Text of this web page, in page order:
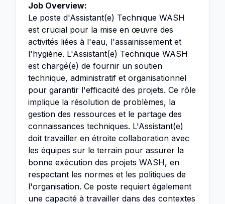
Job Overview:
Le poste d'Assistant(e) Technique WASH
est crucial pour la mise en œuvre des
activités liées à l'eau, l'assainissement et
l'hygiène. L'Assistant(e) Technique WASH
est chargé(e) de fournir un soutien
technique, administratif et organisationnel
pour garantir l'efficacité des projets. Ce rôle
implique la résolution de problèmes, la
gestion des ressources et le partage des
connaissances techniques. L'Assistant(e)
doit travailler en étroite collaboration avec
les équipes sur le terrain pour assurer la
bonne exécution des projets WASH, en
respectant les normes et les politiques de
l'organisation. Ce poste requiert également
une capacité à travailler dans des contextes